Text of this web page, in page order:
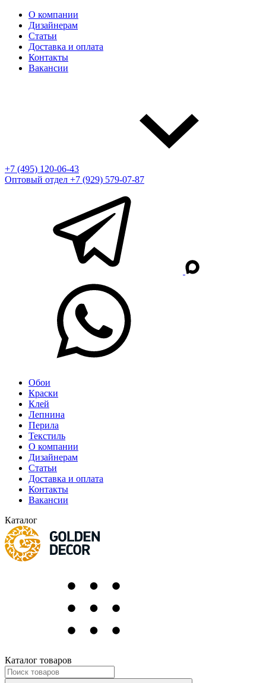
О компании
Дизайнерам
Статьи
Доставка и оплата
Контакты
Вакансии
+7 (495) 120-06-43
Оптовый отдел +7 (929) 579-07-87
Обои
Краски
Клей
Лепнина
Перила
Текстиль
О компании
Дизайнерам
Статьи
Доставка и оплата
Контакты
Вакансии
Каталог
Каталог товаров